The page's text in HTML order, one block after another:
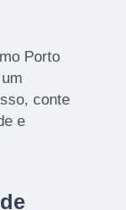
Porto
conte
e